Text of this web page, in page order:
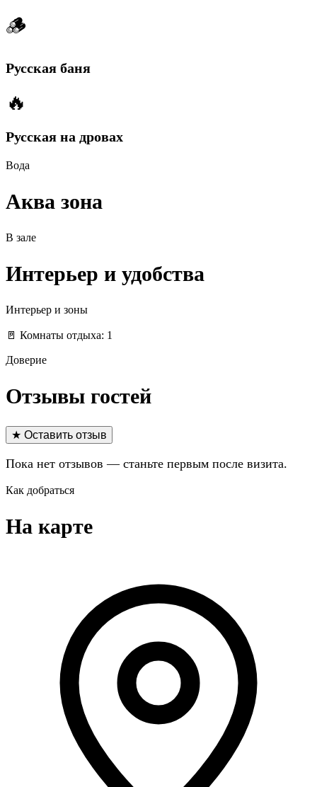
🪵
Русская баня
🔥
Русская на дровах
Вода
Аква зона
В зале
Интерьер и удобства
Интерьер и зоны
🚪 Комнаты отдыха: 1
Доверие
Отзывы гостей
★ Оставить отзыв
Пока нет отзывов — станьте первым после визита.
Как добраться
На карте